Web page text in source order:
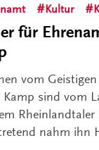
Kultur
für
vom
sind vom
Rheinlandtaler
nahm ihn